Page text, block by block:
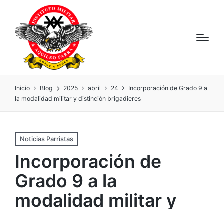
Inicio Blog 2025 abril 24
Incorporación de Grado 9 a
la modalidad militar y distinción brigadieres
Noticias Parristas
Incorporación de
Grado 9 a la
modalidad militar y